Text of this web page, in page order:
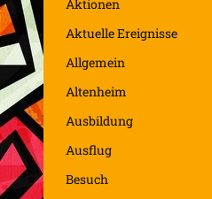
Aktionen
Aktuelle Ereignisse
Allgemein
Altenheim
Ausbildung
Ausflug
Besuch